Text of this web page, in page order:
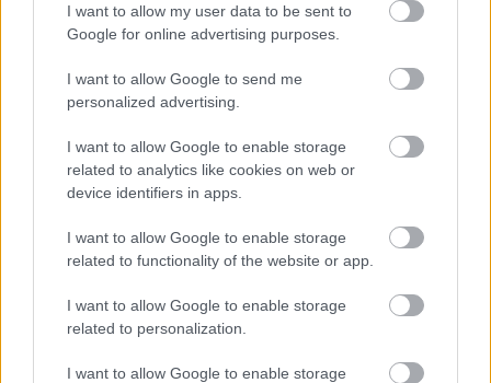
I want to allow my user data to be sent to
Google for online advertising purposes.
I want to allow Google to send me
personalized advertising.
I want to allow Google to enable storage
related to analytics like cookies on web or
device identifiers in apps.
I want to allow Google to enable storage
related to functionality of the website or app.
I want to allow Google to enable storage
related to personalization.
I want to allow Google to enable storage
ezáltal növelve a reálkereseteket. A kormány
2025-re 3 százalék feletti gazdasági növekedést
vár, amelyet a munkáshitelprogram és a
gyermekek után járó családi adókedvezmény
megduplázása is támogathat. Bár a kormány
mindig újra és újra bejelentette, hogy most már
itt a fordulatot a gazdasági növekedésben, de
azt végül mindig felül kellett írnia. Ezért a magyar
gazdaság növekedése 2025-ben várhatóan 1
százalék körül alakul a Nemzetgazdasági
Minisztérium szerint.